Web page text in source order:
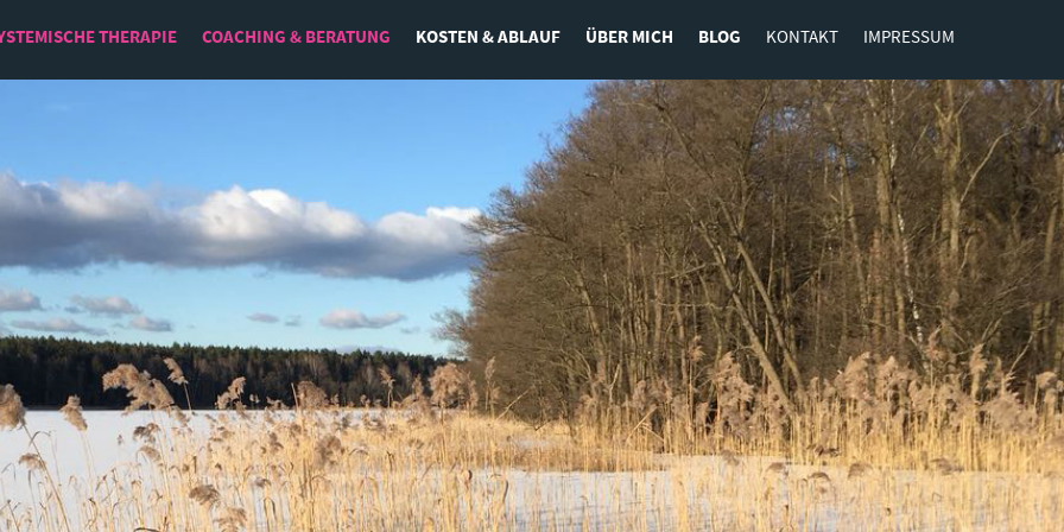
THERAPIE COACHING & BERATUNG
Leadership
Beruf und Lebenssinn
Emotionale Intelligenz
Resilienz und Zeit- und Selbstmanagement
KOSTEN & ABLAUF ÜBER MICH BLOG KONTAKT IMPRESSUM